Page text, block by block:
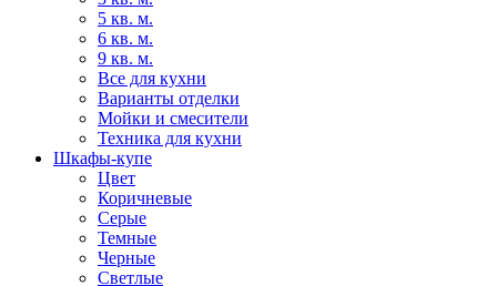
5 кв. м.
6 кв. м.
9 кв. м.
Все для кухни
Варианты отделки
Мойки и смесители
Техника для кухни
Шкафы-купе
Цвет
Коричневые
Серые
Темные
Черные
Светлые